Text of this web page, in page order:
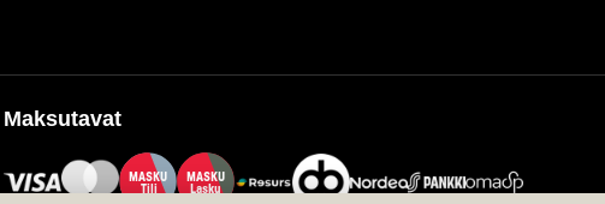
Maksutavat
MASKU
Tili
MASKU
Lasku